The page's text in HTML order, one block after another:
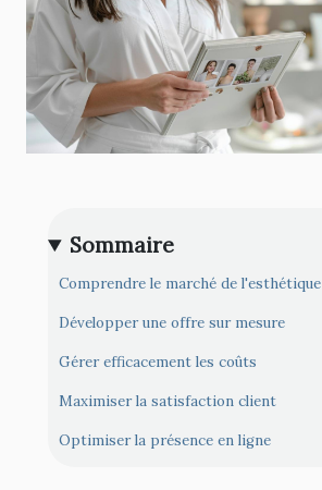
Sommaire
Comprendre le marché de l'esthétique
Développer une offre sur mesure
Gérer efficacement les coûts
Maximiser la satisfaction client
Optimiser la présence en ligne